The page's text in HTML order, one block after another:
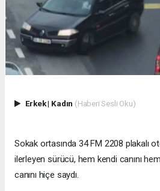
Erkek| Kadın (Haberi Sesli Oku)
Sokak ortasında 34 FM 2208 plakalı
ilerleyen sürücü, hem kendi canını
canını hiçe saydı.